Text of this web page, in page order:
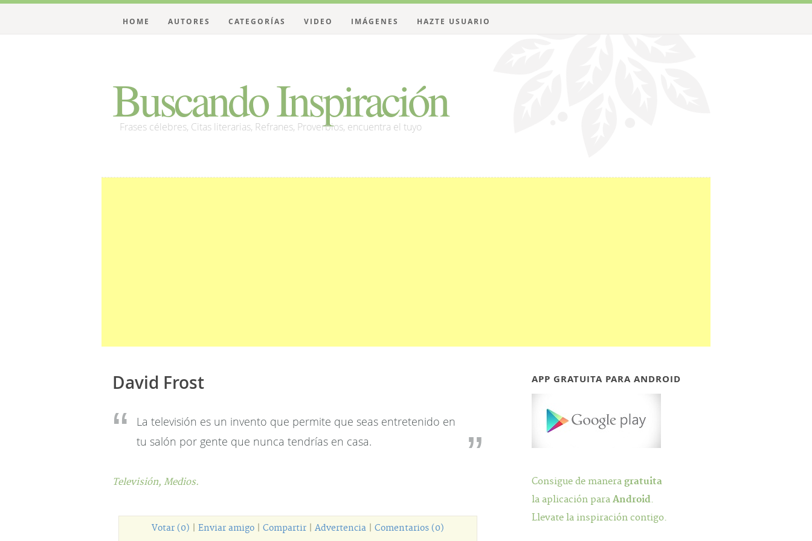
Buscando Inspiración
Frases célebres, Citas literarias, Refranes, Proverbios, encuentra el tuyo
HOME AUTORES CATEGORÍAS VIDEO IMÁGENES HAZTE USUARIO
David Frost
La televisión es un invento que permite que seas entretenido en
tu salón por gente que nunca tendrías en casa.
Televisión, Medios.
Votar (0) Enviar amigo Compartir Advertencia Comentarios (0)
APP GRATUITA PARA ANDROID
Consigue de maneragratuita
la aplicación paraAndroid.
Llevate la inspiración contigo.